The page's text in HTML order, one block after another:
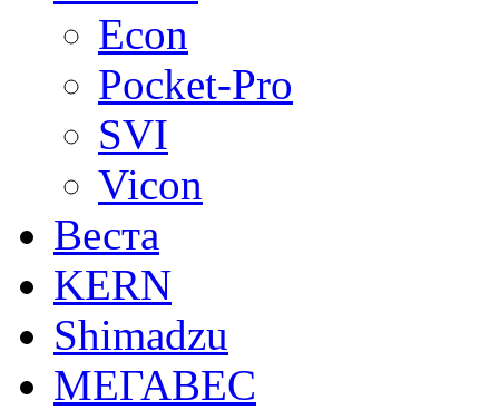
Econ
Pocket-Pro
SVI
Vicon
Веста
KERN
Shimadzu
МЕГАВЕС